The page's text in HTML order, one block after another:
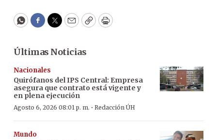
WhatsApp
Facebook
Twitter
EmailCopyPrint
Últimas Noticias
Nacionales
Quirófanos del IPS Central: Empresa
asegura que contrato está vigente y
en plena ejecución
Agosto 6, 2026 08:01 p. m. · Redacción ÚH
Mundo